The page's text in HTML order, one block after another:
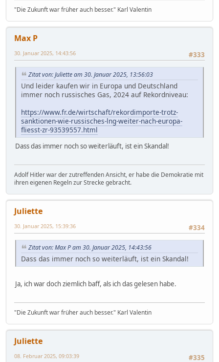
"Die Zukunft war früher auch besser." Karl Valentin
Max P
#333
30. Januar 2025, 14:43:56
Zitat von: Juliette am 30. Januar 2025, 13:56:03
Und leider kaufen wir in Europa und Deutschland
immer noch russisches Gas, 2024 auf Rekordniveau:
https://www.fr.de/wirtschaft/rekordimporte-trotz-
sanktionen-wie-russisches-lng-weiter-nach-europa-
fliesst-zr-93539557.html
Dass das immer noch so weiterläuft, ist ein Skandal!
Adolf Hitler war der zutreffenden Ansicht, er habe die Demokratie mit
ihren eigenen Regeln zur Strecke gebracht.
Juliette
#334
30. Januar 2025, 15:39:36
Zitat von: Max P am 30. Januar 2025, 14:43:56
Dass das immer noch so weiterläuft, ist ein Skandal!
Ja, ich war doch ziemlich baff, als ich das gelesen habe.
"Die Zukunft war früher auch besser." Karl Valentin
Juliette
#335
08. Februar 2025, 09:03:39